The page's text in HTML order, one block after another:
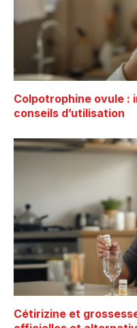
Colpotrophine ovule :
conseils d’utilisation
Cétirizine et